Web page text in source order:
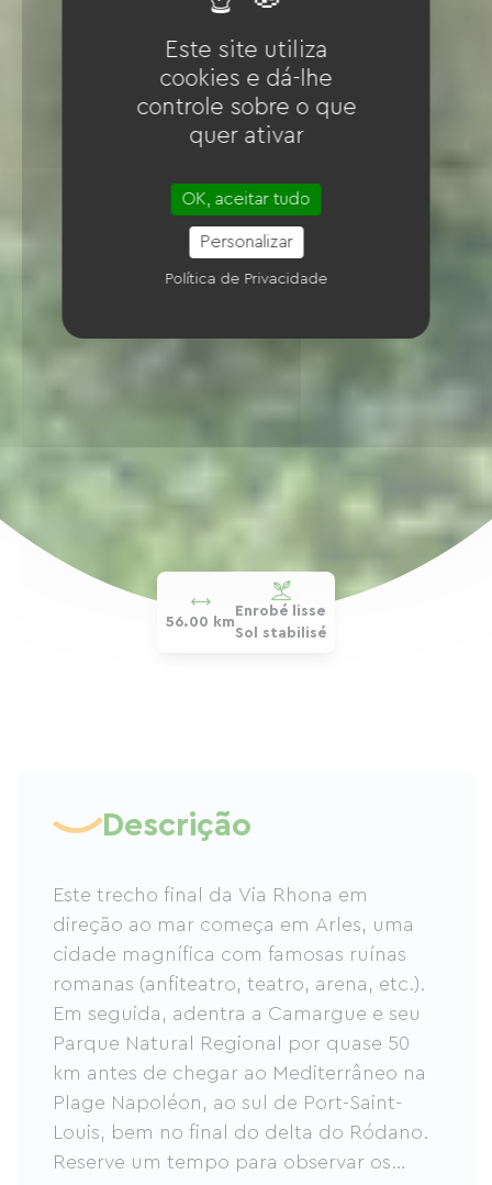
56.00 km
Enrobé lisse
Sol stabilisé
Descrição
Este trecho final da Via Rhona em
direção ao mar começa em Arles, uma
cidade magnífica com famosas ruínas
romanas (anfiteatro, teatro, arena, etc.).
Em seguida, adentra a Camargue e seu
Parque Natural Regional por quase 50
km antes de chegar ao Mediterrâneo na
Plage Napoléon, ao sul de Port-Saint-
Louis, bem no final do delta do Ródano.
Reserve um tempo para observar os
Este site utiliza
cookies e dá-lhe
controle sobre o que
quer ativar
OK, aceitar tudo
Personalizar
Política de Privacidade